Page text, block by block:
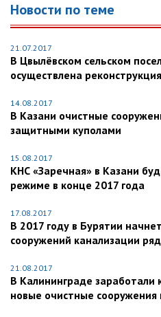
Новости по теме
21.07.2017
В Цвылёвском сельском
осуществлена
14.08.2017
В Казани очистные
защитными куполами
15.08.2017
КНС «Заречная» в Казани
режиме в конце 2017 года
17.08.2017
В 2017 году в Бурятии
сооружений канализации
21.08.2017
В Калининграде заработали
новые очистные сооружения